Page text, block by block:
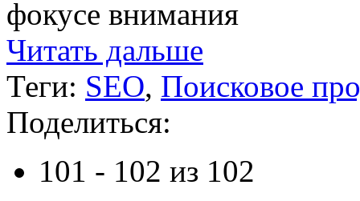
Читать дальше
Теги: SEO, Поисковое
Поделиться:
101 - 102 из 102